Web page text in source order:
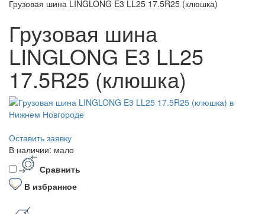
Грузовая шина LINGLONG E3 LL25 17.5R25 (клюшка)
Грузовая шина
LINGLONG E3 LL25
17.5R25 (клюшка)
Оставить заявку
В наличии: мало
Сравнить
В избранное